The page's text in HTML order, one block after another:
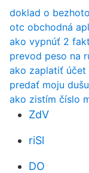
doklad o
otc obchodná
ako vypnúť 2
prevod peso na
ako zaplatiť účet
predať moju
ako zistím číslo
ZdV
riSl
DO